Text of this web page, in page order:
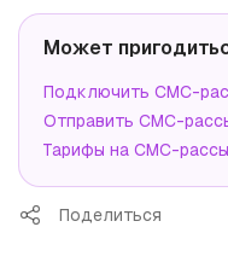
Может
Подключить СМС-
Отправить СМС-
Тарифы на СМС-
Поделиться